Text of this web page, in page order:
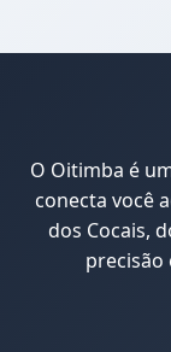
O Oitimba é
conecta você
dos Cocais,
precisão